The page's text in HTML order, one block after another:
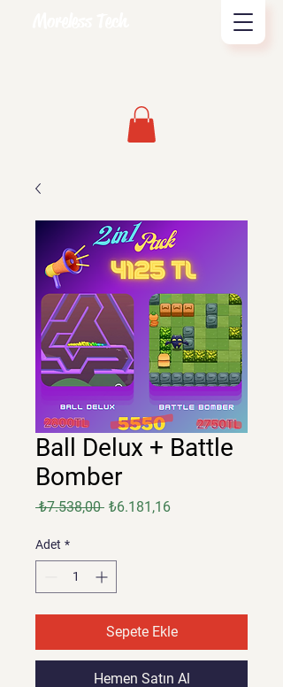
Ball Delux + Battle
Bomber
₺7.538,00 Normal
₺6.181,16İndirimli
Adet *
Sepete Ekle
Hemen Satın Al